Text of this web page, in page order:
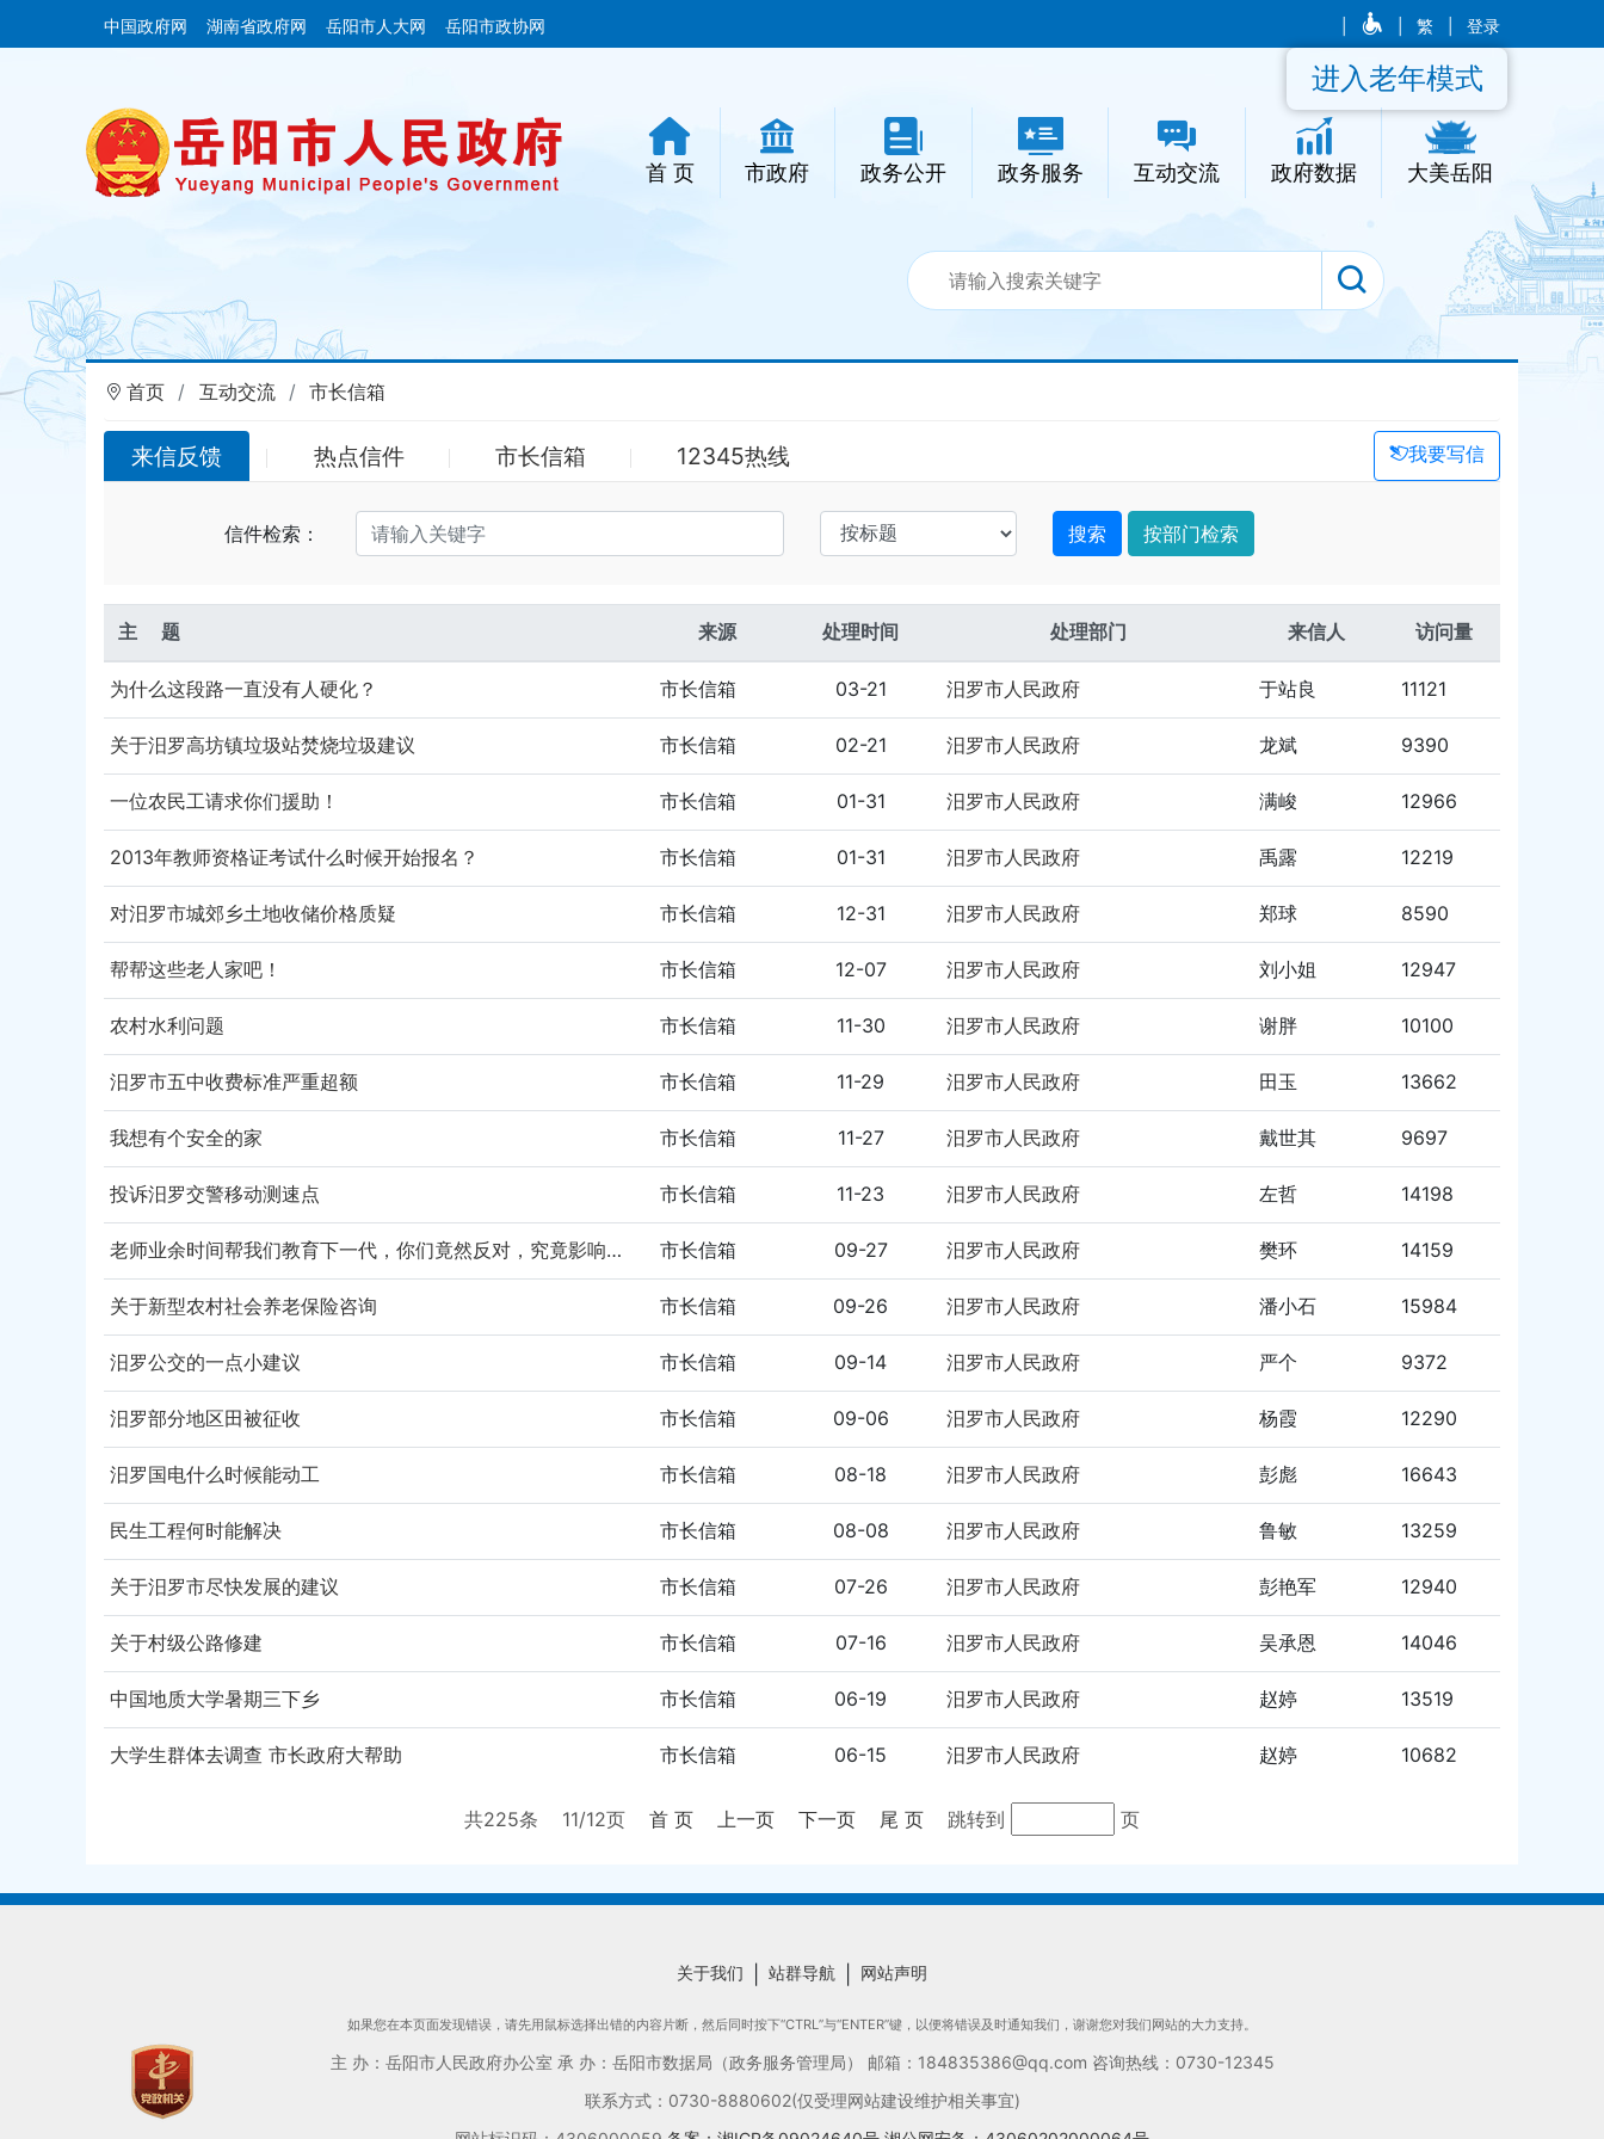
中国政府网 湖南省政府网 岳阳市人大网 岳阳市政协网 繁 登录
首 页 市政府 政务公开 政务服务 互动交流 政府数据 大美岳阳
进入老年模式
首页 互动交流 市长信箱
来信反馈 热点信件 市长信箱 12345热线 我要写信
信件检索： 搜索 按部门检索
主 题 来源 处理时间 处理部门 来信人 访问量
为什么这段路一直没有人硬化？ 市长信箱 03-21 汨罗市人民政府 于站良 11121
关于汨罗高坊镇垃圾站焚烧垃圾建议 市长信箱 02-21 汨罗市人民政府 龙斌 9390
一位农民工请求你们援助！ 市长信箱 01-31 汨罗市人民政府 满峻 12966
2013年教师资格证考试什么时候开始报名？ 市长信箱 01-31 汨罗市人民政府 禹露 12219
对汨罗市城郊乡土地收储价格质疑 市长信箱 12-31 汨罗市人民政府 郑球 8590
帮帮这些老人家吧！ 市长信箱 12-07 汨罗市人民政府 刘小姐 12947
农村水利问题 市长信箱 11-30 汨罗市人民政府 谢胖 10100
汨罗市五中收费标准严重超额 市长信箱 11-29 汨罗市人民政府 田玉 13662
我想有个安全的家 市长信箱 11-27 汨罗市人民政府 戴世其 9697
投诉汨罗交警移动测速点 市长信箱 11-23 汨罗市人民政府 左哲 14198
老师业余时间帮我们教育下一代，你们竟然反对，究竟影响了谁的利益？ 市长信箱 09-27 汨罗市人民政府 樊环 14159
关于新型农村社会养老保险咨询 市长信箱 09-26 汨罗市人民政府 潘小石 15984
汨罗公交的一点小建议 市长信箱 09-14 汨罗市人民政府 严个 9372
汨罗部分地区田被征收 市长信箱 09-06 汨罗市人民政府 杨霞 12290
汨罗国电什么时候能动工 市长信箱 08-18 汨罗市人民政府 彭彪 16643
民生工程何时能解决 市长信箱 08-08 汨罗市人民政府 鲁敏 13259
关于汨罗市尽快发展的建议 市长信箱 07-26 汨罗市人民政府 彭艳军 12940
关于村级公路修建 市长信箱 07-16 汨罗市人民政府 吴承恩 14046
中国地质大学暑期三下乡 市长信箱 06-19 汨罗市人民政府 赵婷 13519
大学生群体去调查 市长政府大帮助 市长信箱 06-15 汨罗市人民政府 赵婷 10682
共225条 11/12页 首 页 上一页 下一页 尾 页 跳转到 页
关于我们 站群导航 网站声明
如果您在本页面发现错误，请先用鼠标选择出错的内容片断，然后同时按下“CTRL”与“ENTER”键，以便将错误及时通知我们，谢谢您对我们网站的大力支持。
主 办：岳阳市人民政府办公室 承 办：岳阳市数据局（政务服务管理局） 邮箱：184835386@qq.com 咨询热线：0730-12345
联系方式：0730-8880602(仅受理网站建设维护相关事宜)